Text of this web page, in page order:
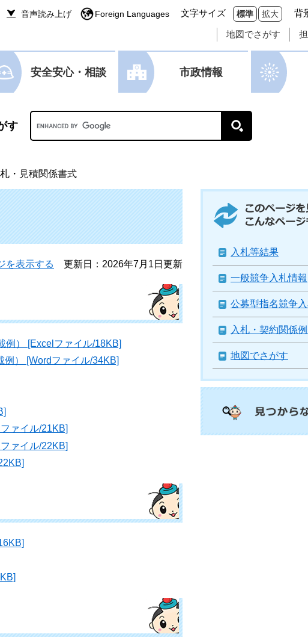
音声読み上げ Foreign Languages 文字サイズ 標準 拡大 背
地図でさがす
安全安心・相談 市政情報
Googleカスタム検索
・見積関係書式
を表示する 更新日：2026年7月1日更新
例） [Excelファイル/18KB]
例） [Wordファイル/34KB]
ァイル/21KB]
ァイル/22KB]
見ています
入札等結果
一般競争入札情報
公募型指名競争
入札・契約関係
地図でさがす